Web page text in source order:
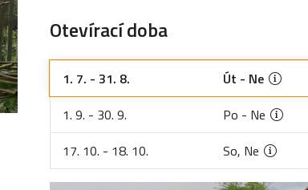
Otevírací doba
1. 7. - 31. 8. Út - Ne
1. 9. - 30. 9.
Po - Ne
17. 10. - 18. 10.
So, Ne